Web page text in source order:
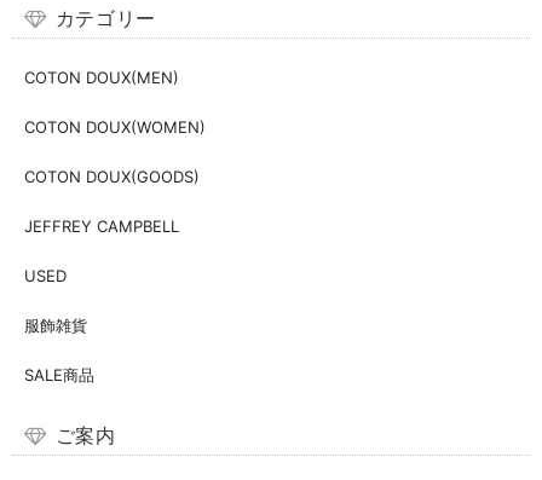
カテゴリー
COTON DOUX(MEN)
COTON DOUX(WOMEN)
COTON DOUX(GOODS)
JEFFREY CAMPBELL
USED
服飾雑貨
SALE商品
ご案内